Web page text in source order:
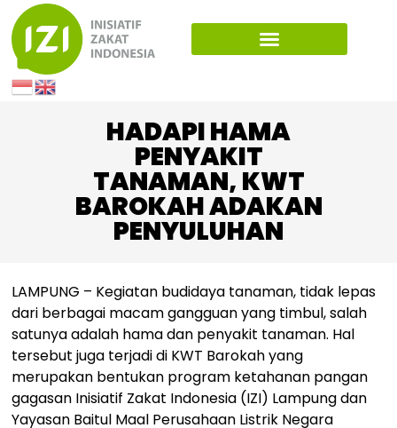
HADAPI HAMA
PENYAKIT
TANAMAN, KWT
BAROKAH ADAKAN
PENYULUHAN
LAMPUNG – Kegiatan budidaya tanaman, tidak lepas
dari berbagai macam gangguan yang timbul, salah
satunya adalah hama dan penyakit tanaman. Hal
tersebut juga terjadi di KWT Barokah yang
merupakan bentukan program ketahanan pangan
gagasan Inisiatif Zakat Indonesia (IZI) Lampung dan
Yayasan Baitul Maal Perusahaan Listrik Negara